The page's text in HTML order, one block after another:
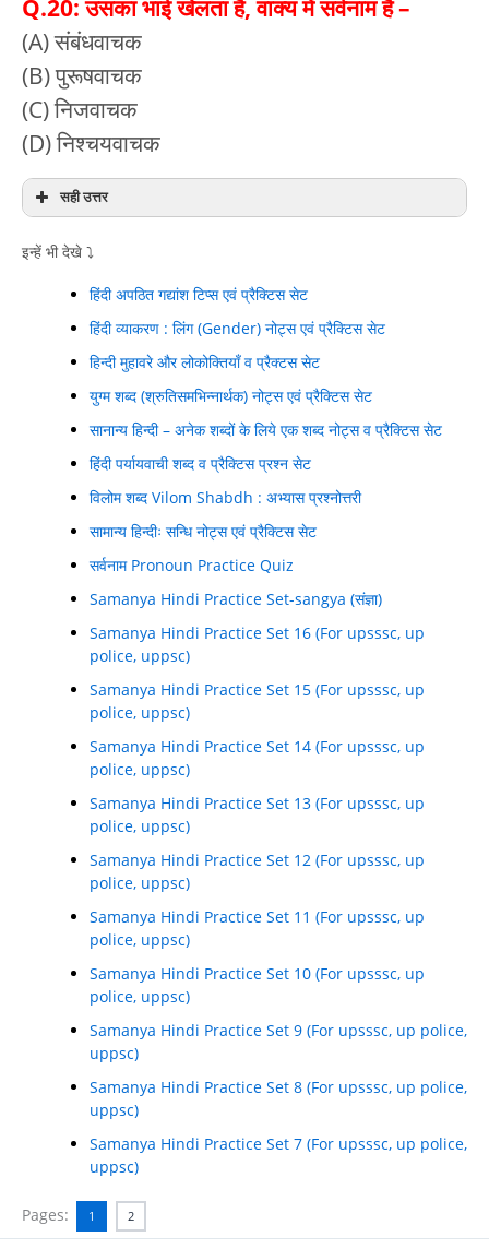
Q.20: उसका भाई खेलता है, वाक्य में सर्वनाम है –
(A) संबंधवाचक
(B) पुरूषवाचक
(C) निजवाचक
(D) निश्चयवाचक
सही उत्तर
इन्हें भी देखे ⤵️
हिंदी अपठित गद्यांश टिप्स एवं प्रैक्टिस सेट
हिंदी व्याकरण : लिंग (Gender) नोट्स एवं प्रैक्टिस सेट
हिन्दी मुहावरे और लोकोक्तियाँ व प्रैक्टस सेट
युग्म शब्द (श्रुतिसमभिन्नार्थक) नोट्स एवं प्रैक्टिस सेट
सानान्य हिन्दी – अनेक शब्दों के लिये एक शब्द नोट्स व प्रैक्टिस सेट
हिंदी पर्यायवाची शब्द व प्रैक्टिस प्रश्न सेट
विलोम शब्द Vilom Shabdh : अभ्यास प्रश्नोत्तरी
सामान्य हिन्दीः सन्धि नोट्स एवं प्रैक्टिस सेट
सर्वनाम Pronoun Practice Quiz
Samanya Hindi Practice Set-sangya (संज्ञा)
Samanya Hindi Practice Set 16 (For upsssc, up
police, uppsc)
Samanya Hindi Practice Set 15 (For upsssc, up
police, uppsc)
Samanya Hindi Practice Set 14 (For upsssc, up
police, uppsc)
Samanya Hindi Practice Set 13 (For upsssc, up
police, uppsc)
Samanya Hindi Practice Set 12 (For upsssc, up
police, uppsc)
Samanya Hindi Practice Set 11 (For upsssc, up
police, uppsc)
Samanya Hindi Practice Set 10 (For upsssc, up
police, uppsc)
Samanya Hindi Practice Set 9 (For upsssc, up police,
uppsc)
Samanya Hindi Practice Set 8 (For upsssc, up police,
uppsc)
Samanya Hindi Practice Set 7 (For upsssc, up police,
uppsc)
Pages: 1 2